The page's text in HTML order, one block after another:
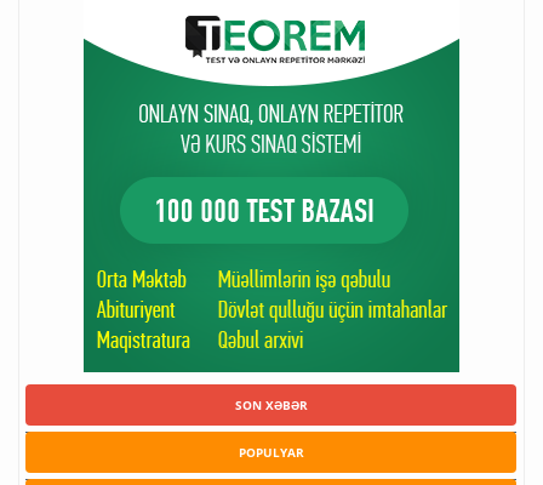
SON XƏBƏR
POPULYAR